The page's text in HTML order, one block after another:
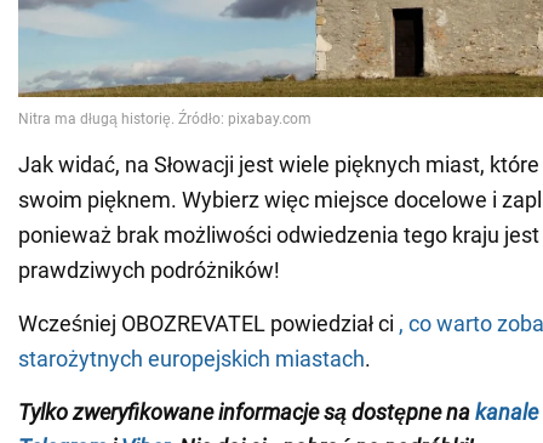
Jak widać, na Słowacji jest wiele pięknych miast,
swoim pięknem. Wybierz więc miejsce docelowe i
ponieważ brak możliwości odwiedzenia tego kraju
prawdziwych podróżników!
Wcześniej OBOZREVATEL powiedział ci , co warto
starożytnych europejskich miastach.
Tylko zweryfikowane informacje są dostępne nakanale